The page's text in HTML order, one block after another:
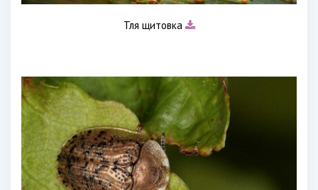
Тля щитовка